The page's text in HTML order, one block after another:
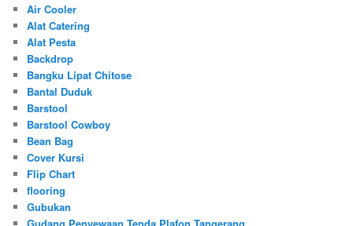
Air Cooler
Alat Catering
Alat Pesta
Backdrop
Bangku Lipat Chitose
Bantal Duduk
Barstool
Barstool Cowboy
Bean Bag
Cover Kursi
Flip Chart
flooring
Gubukan